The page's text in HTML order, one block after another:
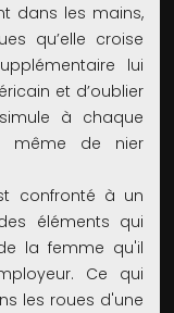
dans les mains,
qu’elle croise
lui
et d’oublier
à chaque
même de nier
confronté à un
éléments qui
la femme qu'il
Ce qui
les roues d'une